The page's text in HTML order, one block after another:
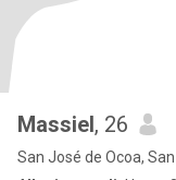
Massiel, 26
San José de Ocoa,